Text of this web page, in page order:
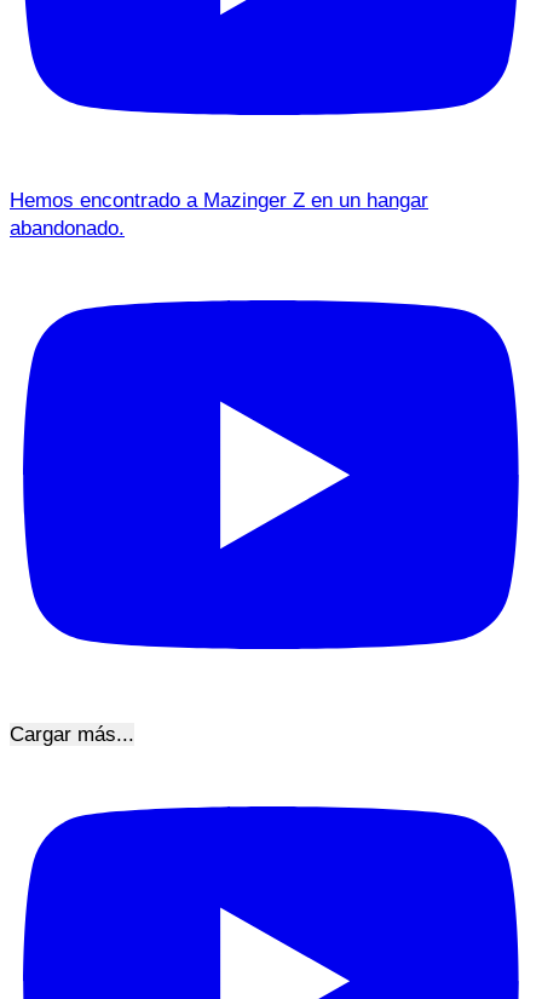
Hemos encontrado a Mazinger Z en un hangar
abandonado.
Cargar más...